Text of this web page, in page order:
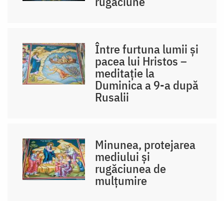
Între furtuna lumii și
pacea lui Hristos –
meditație la
Duminica a 9-a după
Rusalii
Minunea, protejarea
mediului și
rugăciunea de
mulțumire